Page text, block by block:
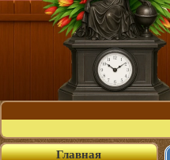
Главная